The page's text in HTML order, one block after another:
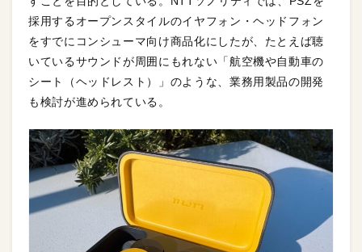
採用するオープンスタイルのイヤフォン・ヘッドフォン
をすでにコンシューマ向け商品化にしたが、たとえば聴
いているサウンドが周囲にもれない「航空機や自動車の
シート（ヘッドレスト）」のような、業務用製品の開発
も検討が進められている。